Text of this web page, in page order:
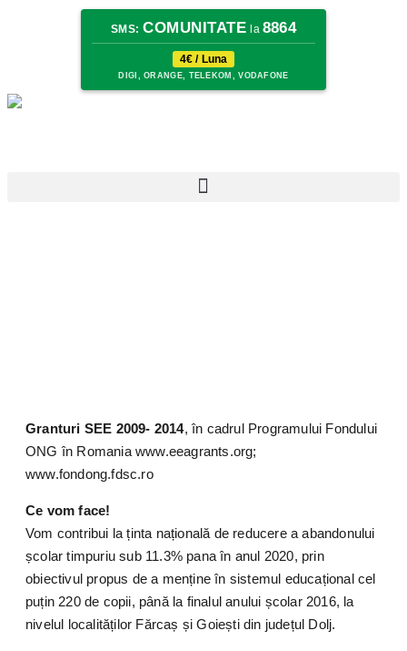
SMS: COMUNITATE la 8864
4€ / Luna
DIGI, ORANGE, TELEKOM, VODAFONE
Granturi SEE 2009- 2014, în cadrul Programului Fondului
ONG în Romania www.eeagrants.org;
www.fondong.fdsc.ro
Ce vom face!
Vom contribui la ținta națională de reducere a abandonului
școlar timpuriu sub 11.3% pana în anul 2020, prin
obiectivul propus de a menține în sistemul educațional cel
puțin 220 de copii, până la finalul anului școlar 2016, la
nivelul localităților Fărcaș și Goiești din județul Dolj.